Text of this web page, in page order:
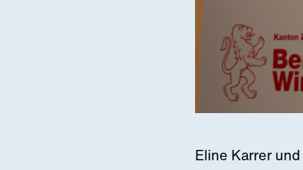
Eline Karrer